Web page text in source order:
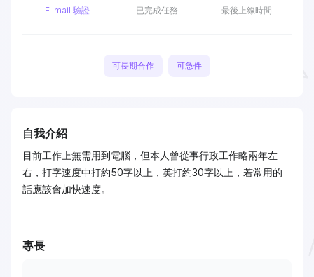
E-mail 驗證 已完成任務 最後上線時間
可長期合作 可急件
自我介紹
目前工作上無需用到電腦，但本人曾從事行政工作略兩年左
右，打字速度中打約50字以上，英打約30字以上，若常用的
話應該會加快速度。
專長